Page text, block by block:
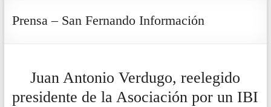
Prensa – San Fernando Información
Juan Antonio Verdugo, reelegido
presidente de la Asociación por un IBI